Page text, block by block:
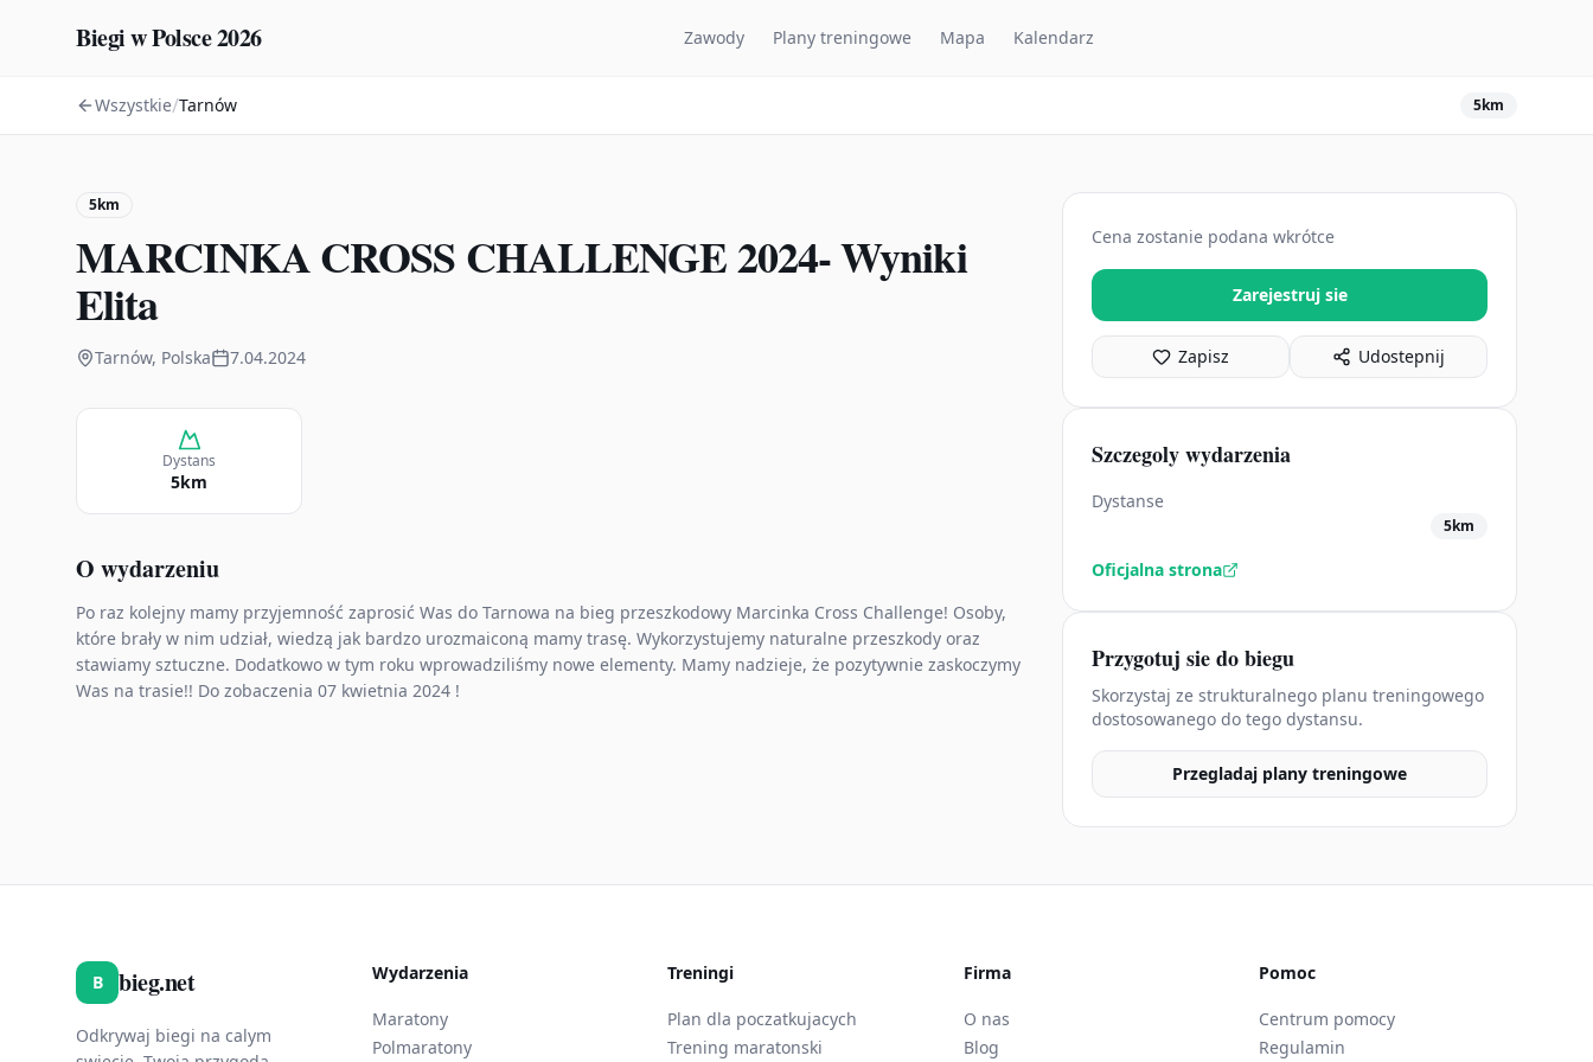
Biegi w Polsce 2026 Zawody Plany treningowe Mapa Kalendarz
Wszystkie/Tarnów 5km
5km
MARCINKA CROSS CHALLENGE 2024- Wyniki
Elita
Tarnów, Polska 7.04.2024
Dystans
5km
O wydarzeniu
Po raz kolejny mamy przyjemność zaprosić Was do Tarnowa na bieg przeszkodowy Marcinka Cross Challenge! Osoby,
które brały w nim udział, wiedzą jak bardzo urozmaiconą mamy trasę. Wykorzystujemy naturalne przeszkody oraz
stawiamy sztuczne. Dodatkowo w tym roku wprowadziliśmy nowe elementy. Mamy nadzieje, że pozytywnie zaskoczymy
Was na trasie!! Do zobaczenia 07 kwietnia 2024 !
Cena zostanie podana wkrótce
Zarejestruj sie
Zapisz Udostepnij
Szczegoly wydarzenia
Dystanse
5km
Oficjalna strona
Przygotuj sie do biegu
Skorzystaj ze strukturalnego planu treningowego
dostosowanego do tego dystansu.
Przegladaj plany treningowe
B bieg.net
Odkrywaj biegi na calym
Wydarzenia
Maratony
Polmaratony
Treningi
Plan dla poczatkujacych
Trening maratonski
Firma
O nas
Blog
Pomoc
Centrum pomocy
Regulamin